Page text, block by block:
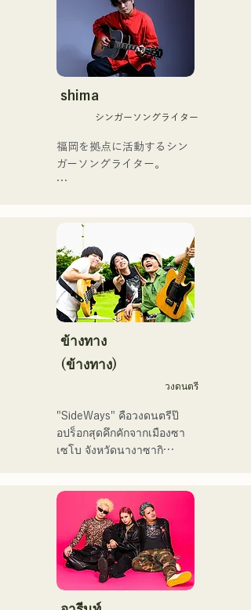
援歌「ゴールデンブザー」
や、アメリカ留学時代の心
友とコライトした本格的カ
ントリーソング「Life Goes
それらの楽曲を揃えた自身
初のフルアルバム「ONE
2025.12.31にリリースし、
iTunesカントリーアルバム
て」、FBS「福岡く
ん。」、「発見らくちゃ
く！」やFUKUOKA
STREET PARTY、
Hannibal Halloween Music
Festival ,sunset live2019、
鷹祭Summer Boostイベン
トステージにも出演。MCと
cup2019 Public viewing、競
輪日本一ダービーの場内ア
ナウンス、ラグビー女子日
本代表世界大会スタジアム
滑走屋場内アナウンス、ク
リスマスアドベント、イス
ラデサルサ、福岡ウィニン
グスピリッツのスタジアム
DJ、金鷲旗、山笠関連イベ
ント、地域イベント、
Ramen Tech2025(global
コロナ禍に入り、音楽で山
口県を盛り上げたいという
思いからユニットを始動。
当初は動画配信サイトでの
活動のみだったが、2020年
12月より、山口県の地元イ
地元音楽イベントやライブ
ハウスを中心にパフォーマ
ンスをしている。
shima
シンガーソングライター
福岡を拠点に活動するシン
ガーソングライター。
ードの繊細さを併せ持つ楽
曲を届けている。
コンセプトは、「等身大の
ままで。僕とあなたのため
の音楽を。」気持ちが落ち
まう時こそ聴いてほしい。
自分自身も迷いや葛藤を抱
作り物ではなく、ありのま
まの感情や言葉をそのまま
音楽にしている。
2024年10月より音楽活動を
福岡を中心にブッキングラ
イブや路上ライブなど精力
的に活動を行っている。
2025年11月22日にはファー
ข้างทาง
(ข้างทาง)
วงดนตรี
"SideWays" คือวงดนตรีป๊
อปร็อกสุดคึกคักจากเมืองซา
เซโบ จังหวัดนางาซากิ
พวกเขาได้ปล่อยอีพีใหม่
"Yume Sen'ya" และออกทัวร์
คอนเสิร์ตทั่วประเทศ
ลองฟังเพลงสนุกๆ ที่สร้างจาก
นวนิยายของพวกเขาดูสิ!